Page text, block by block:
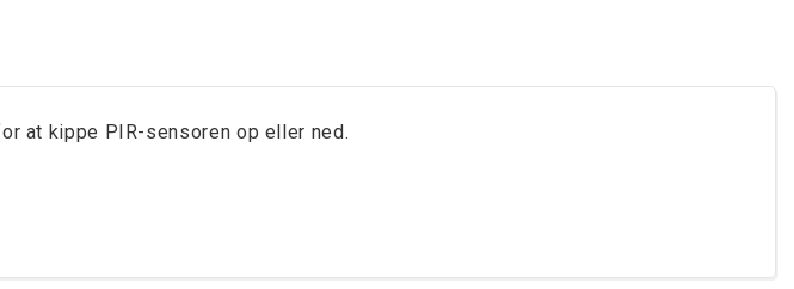
at kippe PIR-sensoren op eller ned.